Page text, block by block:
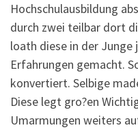
Hochschulausbildung
durch zwei teilbar dort
loath diese in der Junge
Erfahrungen gemacht.
konvertiert. Selbige
Diese legt gro?en
Umarmungen weiters